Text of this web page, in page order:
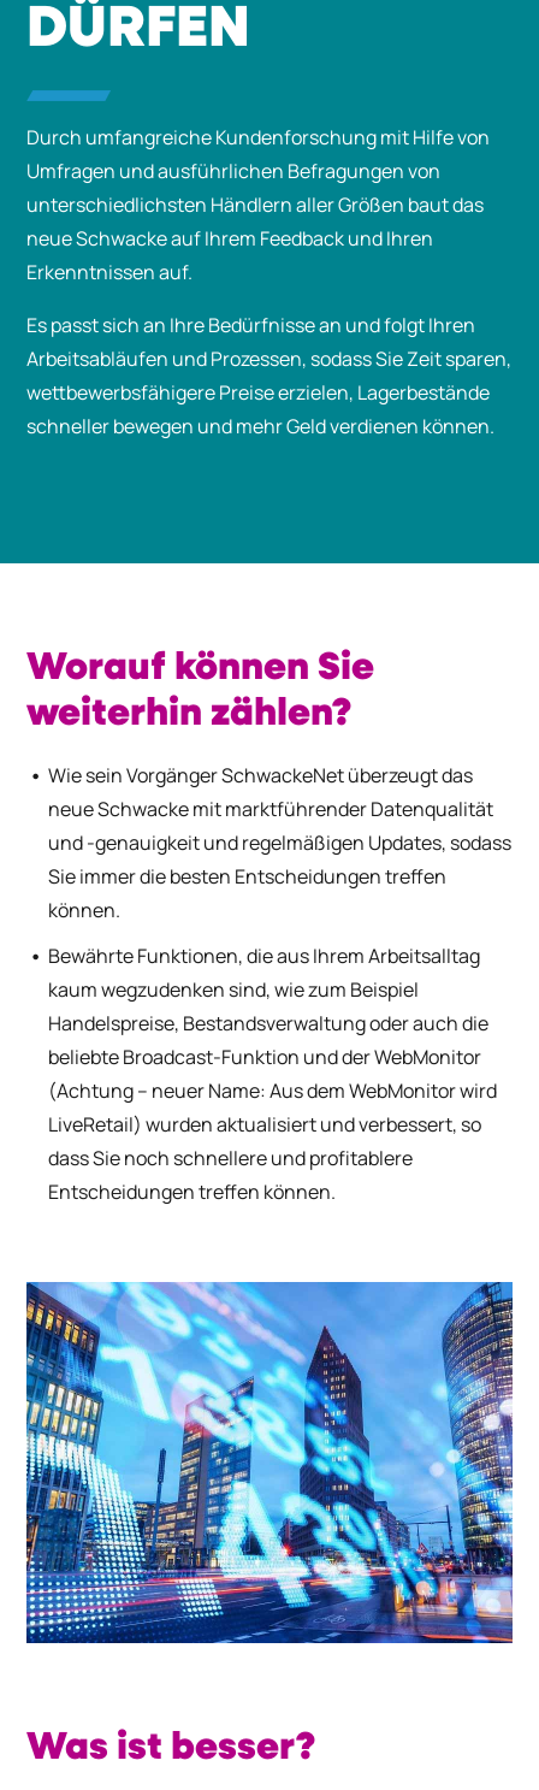
DÜRFEN
Durch umfangreiche Kundenforschung mit Hilfe von
Umfragen und ausführlichen Befragungen von
unterschiedlichsten Händlern aller Größen baut das
neue Schwacke auf Ihrem Feedback und Ihren
Erkenntnissen auf.
Es passt sich an Ihre Bedürfnisse an und folgt Ihren
Arbeitsabläufen und Prozessen, sodass Sie Zeit sparen,
wettbewerbsfähigere Preise erzielen, Lagerbestände
schneller bewegen und mehr Geld verdienen können.
Worauf können Sie
weiterhin zählen?
Wie sein Vorgänger SchwackeNet überzeugt das
neue Schwacke mit marktführender Datenqualität
und -genauigkeit und regelmäßigen Updates, sodass
Sie immer die besten Entscheidungen treffen
können.
Bewährte Funktionen, die aus Ihrem Arbeitsalltag
kaum wegzudenken sind, wie zum Beispiel
Handelspreise, Bestandsverwaltung oder auch die
beliebte Broadcast-Funktion und der WebMonitor
(Achtung – neuer Name: Aus dem WebMonitor wird
LiveRetail) wurden aktualisiert und verbessert, so
dass Sie noch schnellere und profitablere
Entscheidungen treffen können.
Was ist besser?